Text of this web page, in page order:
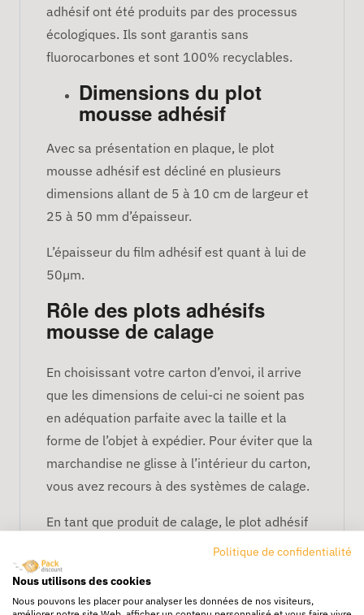
adhésif ont été produits par des processus
écologiques. Ils sont garantis sans
fluorocarbones et sont 100% recyclables.
Dimensions du plot
mousse adhésif
Avec sa présentation en plaque, le plot
mousse adhésif est décliné en plusieurs
dimensions allant de 5 à 10 cm de largeur et
25 à 50 mm d’épaisseur.
L’épaisseur du film adhésif est quant à lui de
50µm.
Rôle des plots adhésifs
mousse de calage
En choisissant votre carton d’envoi, il arrive
que les dimensions de celui-ci ne soient pas
en adéquation parfaite avec la taille et la
forme de l’objet à expédier. Pour éviter que la
marchandise ne glisse à l’intérieur du carton,
vous avez recours à des systèmes de calage.
En tant que produit de calage, le plot adhésif
est destiné à stabiliser et protéger vos
marchandises sensibles aux chocs. Une fois
installés à l’intérieur de votre carton
Politique de confidentialité
Nous utilisons des cookies
Nous pouvons les placer pour analyser les données de nos visiteurs,